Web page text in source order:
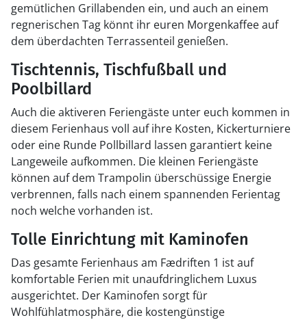
gemütlichen Grillabenden ein, und auch an einem
regnerischen Tag könnt ihr euren Morgenkaffee auf
dem überdachten Terrassenteil genießen.
Tischtennis, Tischfußball und
Poolbillard
Auch die aktiveren Feriengäste unter euch kommen in
diesem Ferienhaus voll auf ihre Kosten, Kickerturniere
oder eine Runde Pollbillard lassen garantiert keine
Langeweile aufkommen. Die kleinen Feriengäste
können auf dem Trampolin überschüssige Energie
verbrennen, falls nach einem spannenden Ferientag
noch welche vorhanden ist.
Tolle Einrichtung mit Kaminofen
Das gesamte Ferienhaus am Fædriften 1 ist auf
komfortable Ferien mit unaufdringlichem Luxus
ausgerichtet. Der Kaminofen sorgt für
Wohlfühlatmosphäre, die kostengünstige